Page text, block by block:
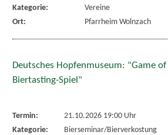
Kategorie:
Vereine
Ort:
Pfarrheim Wolnzach
Deutsches Hopfenmuseum: "Game of
Biertasting-Spiel"
Termin:
21.10.2026 19:00 Uhr
Kategorie:
Bierseminar/Bierverkostung